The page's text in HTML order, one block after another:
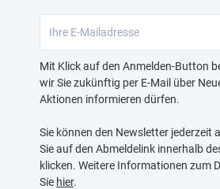
Mit Klick auf den Anmelden-Button
wir Sie zukünftig per E-Mail über
Aktionen informieren dürfen.
Sie können den Newsletter jederzeit
Sie auf den Abmeldelink innerhalb
klicken. Weitere Informationen zum
Sie hier.